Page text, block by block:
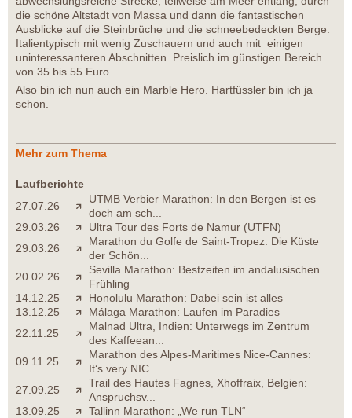
die schöne Altstadt von Massa und dann die fantastischen
Ausblicke auf die Steinbrüche und die schneebedeckten Berge.
Italientypisch mit wenig Zuschauern und auch mit einigen
uninteressanteren Abschnitten. Preislich im günstigen Bereich
von 35 bis 55 Euro.
Also bin ich nun auch ein Marble Hero. Hartfüssler bin ich ja
schon.
Mehr zum Thema
Laufberichte
27.07.26
UTMB Verbier Marathon: In den Bergen ist es
doch am sch...
29.03.26
Ultra Tour des Forts de Namur (UTFN)
29.03.26
Marathon du Golfe de Saint-Tropez: Die Küste
der Schön...
20.02.26
Sevilla Marathon: Bestzeiten im andalusischen
Frühling
14.12.25
Honolulu Marathon: Dabei sein ist alles
13.12.25
Málaga Marathon: Laufen im Paradies
22.11.25
Malnad Ultra, Indien: Unterwegs im Zentrum
des Kaffeean...
09.11.25
Marathon des Alpes-Maritimes Nice-Cannes:
It‘s very NIC...
27.09.25
Trail des Hautes Fagnes, Xhoffraix, Belgien:
Anspruchsv...
13.09.25
Tallinn Marathon: „We run TLN“